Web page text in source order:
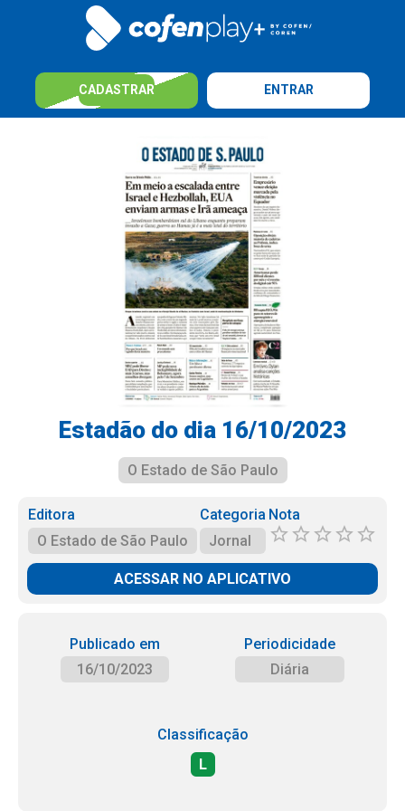
CADASTRAR ENTRAR
Estadão do dia 16/10/2023
O Estado de São Paulo
Editora
O Estado de São Paulo
Categoria
Jornal
Nota
ACESSAR NO APLICATIVO
Publicado em
16/10/2023
Periodicidade
Diária
Classificação
L